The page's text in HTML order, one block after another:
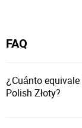
FAQ
¿Cuánto
Polish Złoty?